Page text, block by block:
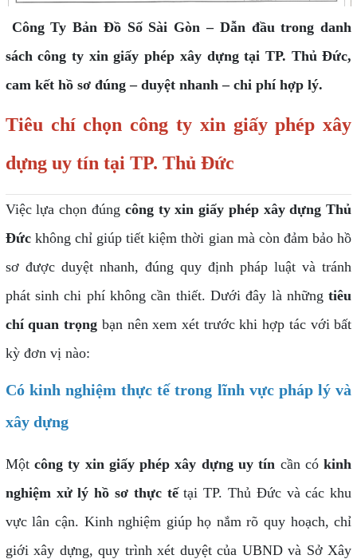
Công Ty Bản Đồ Số Sài Gòn – Dẫn đầu trong danh
sách công ty xin giấy phép xây dựng tại TP. Thủ Đức,
cam kết hồ sơ đúng – duyệt nhanh – chi phí hợp lý.
Tiêu chí chọn công ty xin giấy phép xây
dựng uy tín tại TP. Thủ Đức
Việc lựa chọn đúng công ty xin giấy phép xây dựng Thủ
Đứckhông chỉ giúp tiết kiệm thời gian mà còn đảm bảo hồ
sơ được duyệt nhanh, đúng quy định pháp luật và tránh
phát sinh chi phí không cần thiết. Dưới đây là nhữngtiêu
chí quan trọng bạn nên xem xét trước khi hợp tác với bất
kỳ đơn vị nào:
Có kinh nghiệm thực tế trong lĩnh vực pháp lý và
xây dựng
Mộtcông ty xin giấy phép xây dựng uy tín cần cókinh
nghiệm xử lý hồ sơ thực tếtại TP. Thủ Đức và các khu
vực lân cận. Kinh nghiệm giúp họ nắm rõ quy hoạch, chỉ
giới xây dựng, quy trình xét duyệt của UBND và Sở Xây